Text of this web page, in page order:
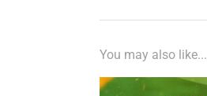
You may also like...